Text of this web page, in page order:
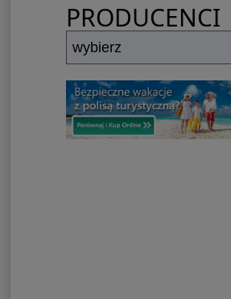
PRODUCENCI